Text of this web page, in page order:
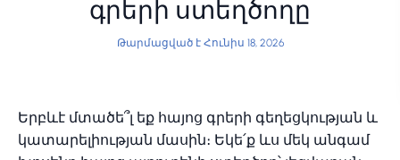
գրերի ստեղծողը
Թարմացված է Հունիս 18, 2026
Երբևէ մտածե՞լ եք հայոց գրերի գեղեցկության և
կատարելիության մասին։ Եկե՛ք ևս մեկ անգամ